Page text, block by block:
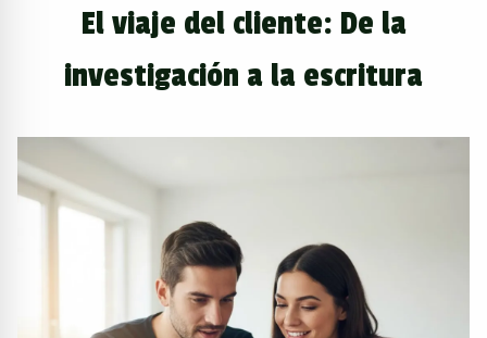
El viaje del cliente: De la
investigación a la escritura